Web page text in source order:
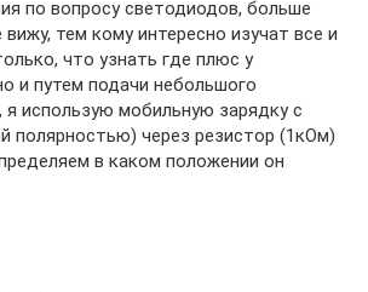
по вопросу светодиодов, больше
тем кому интересно изучат все и
что узнать где плюс у
и путем подачи небольшого
я использую мобильную зарядку с
полярностью) через резистор (1кОм)
в каком положении он